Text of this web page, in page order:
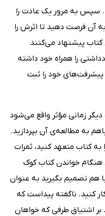
سپس به مرور یک عادت را
آن فرصت دهید تا اثرش را
کتاب پیشنهاد می‌کنند
را همراه خود داشته
پیشرفت‌های خود را ثبت
زمانی مؤثر واقع می‌شود
به مطالعه‌ی آن بپردازید.
کتاب متعهد کنید، ثمرات
خواندن کتاب کوک
هم تصمیم بگیرید به عنوان
کنید. ناگفته پیداست که
اشتیاق طرفی که خواهان